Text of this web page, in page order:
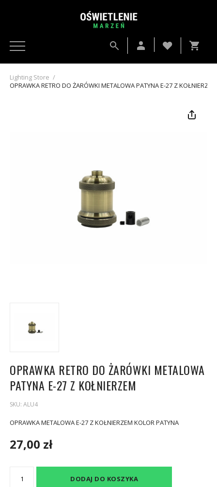
Lighting Store /
OPRAWKA RETRO DO ŻARÓWKI METALOWA PATYNA E-27 Z KOŁNIERZEM
OPRAWKA RETRO DO ŻARÓWKI METALOWA
PATYNA E-27 Z KOŁNIERZEM
SKU: ALU4
OPRAWKA METALOWA E-27 Z KOŁNIERZEM KOLOR PATYNA
27,00 zł
DODAJ DO KOSZYKA